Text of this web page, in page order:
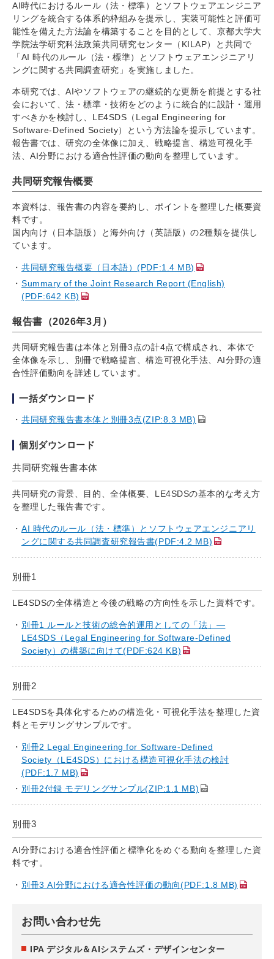
AI時代におけるルール（法・標準）とソフトウェアエンジニア
リングを統合する体系的枠組みを提示し、実装可能性と評価可
能性を備えた方法論を構築することを目的として、京都大学大
学院法学研究科法政策共同研究センター（KILAP）と共同で
「AI 時代のルール（法・標準）とソフトウェアエンジニアリ
ングに関する共同調査研究」を実施しました。
本研究では、AIやソフトウェアの継続的な更新を前提とする社
会において、法・標準・技術をどのように統合的に設計・運用
すべきかを検討し、LE4SDS（Legal Engineering for
Software-Defined Society）という方法論を提示しています。
報告書では、研究の全体像に加え、戦略提言、構造可視化手
法、AI分野における適合性評価の動向を整理しています。
共同研究報告概要
本資料は、報告書の内容を要約し、ポイントを整理した概要資
料です。
国内向け（日本語版）と海外向け（英語版）の2種類を提供し
ています。
共同研究報告概要（日本語）(PDF:1.4 MB)
Summary of the Joint Research Report (English)
(PDF:642 KB)
報告書（2026年3月）
共同研究報告書は本体と別冊3点の計4点で構成され、本体で
全体像を示し、別冊で戦略提言、構造可視化手法、AI分野の適
合性評価動向を詳述しています。
一括ダウンロード
共同研究報告書本体と別冊3点(ZIP:8.3 MB)
個別ダウンロード
共同研究報告書本体
共同研究の背景、目的、全体概要、LE4SDSの基本的な考え方
を整理した報告書です。
AI 時代のルール（法・標準）とソフトウェアエンジニアリ
ングに関する共同調査研究報告書(PDF:4.2 MB)
別冊1
LE4SDSの全体構造と今後の戦略の方向性を示した資料です。
別冊1 ルールと技術の総合的運用としての「法」—
LE4SDS（Legal Engineering for Software-Defined
Society）の構築に向けて(PDF:624 KB)
別冊2
LE4SDSを具体化するための構造化・可視化手法を整理した資
料とモデリングサンプルです。
別冊2 Legal Engineering for Software-Defined
Society（LE4SDS）における構造可視化手法の検討
(PDF:1.7 MB)
別冊2付録 モデリングサンプル(ZIP:1.1 MB)
別冊3
AI分野における適合性評価と標準化をめぐる動向を整理した資
料です。
別冊3 AI分野における適合性評価の動向(PDF:1.8 MB)
お問い合わせ先
IPA デジタル＆AIシステムズ・デザインセンター